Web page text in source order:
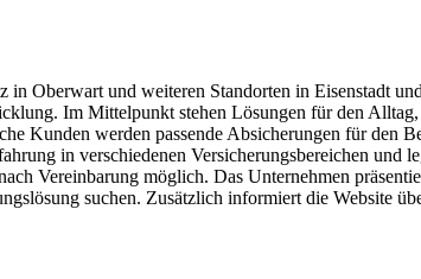
Oberwart und weiteren Standorten in Eisenstadt
Im Mittelpunkt stehen Lösungen für den
Kunden werden passende Absicherungen für den
in verschiedenen Versicherungsbereichen
Vereinbarung möglich. Das Unternehmen
suchen. Zusätzlich informiert die Website